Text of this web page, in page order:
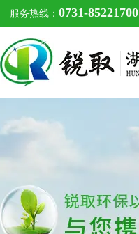
务热线：0731-85221700